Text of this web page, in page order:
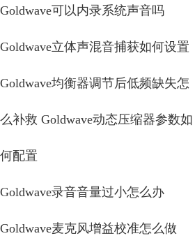
Goldwave可以内录系统声音吗
Goldwave立体声混音捕获如何设置
Goldwave均衡器调节后低频缺失怎
么补救 Goldwave动态压缩器参数如
何配置
Goldwave录音音量过小怎么办
Goldwave麦克风增益校准怎么做